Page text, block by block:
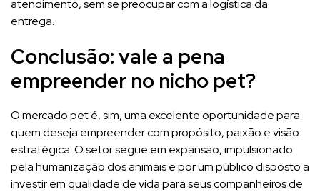
atendimento, sem se preocupar com a logística da
entrega.
Conclusão: vale a pena
empreender no nicho pet?
O mercado pet é, sim, uma excelente oportunidade para
quem deseja empreender com propósito, paixão e visão
estratégica. O setor segue em expansão, impulsionado
pela humanização dos animais e por um público disposto a
investir em qualidade de vida para seus companheiros de